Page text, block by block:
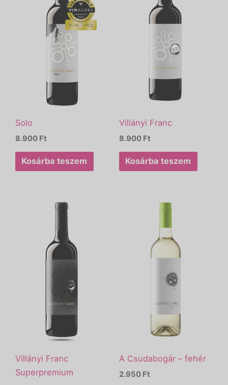
Solo
8.900 Ft
Kosárba teszem
Villányi Franc
8.900 Ft
Kosárba teszem
Villányi Franc
Superpremium
A Csudabogár – fehér
2.950 Ft